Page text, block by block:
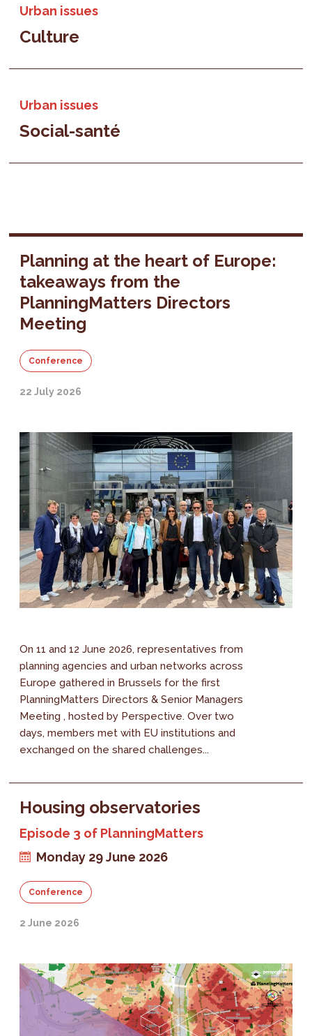
Urban issues
Culture
Urban issues
Social-santé
Planning at the heart of Europe:
takeaways from the
PlanningMatters Directors
Meeting
Conference
22 July 2026
On 11 and 12 June 2026, representatives from
planning agencies and urban networks across
Europe gathered in Brussels for the first
PlanningMatters Directors & Senior Managers
Meeting , hosted by Perspective. Over two
days, members met with EU institutions and
exchanged on the shared challenges...
Housing observatories
Episode 3 of PlanningMatters
Monday 29 June 2026
Conference
2 June 2026